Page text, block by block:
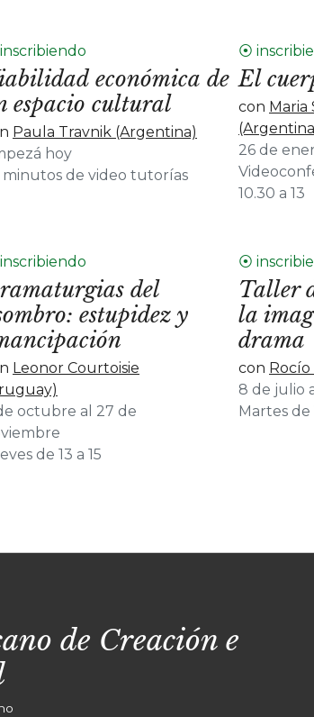
económica de
espacio cultural
Paula Travnik (Argentina)
hoy
minutos de video tutorías
⦿
El
con Maria
26 de
10.30 a 13
del
estupidez y
Leonor Courtoisie
octubre al 27 de
de 13 a 15
⦿
Taller
la
drama
con
8 de julio
Martes de
de Creación e